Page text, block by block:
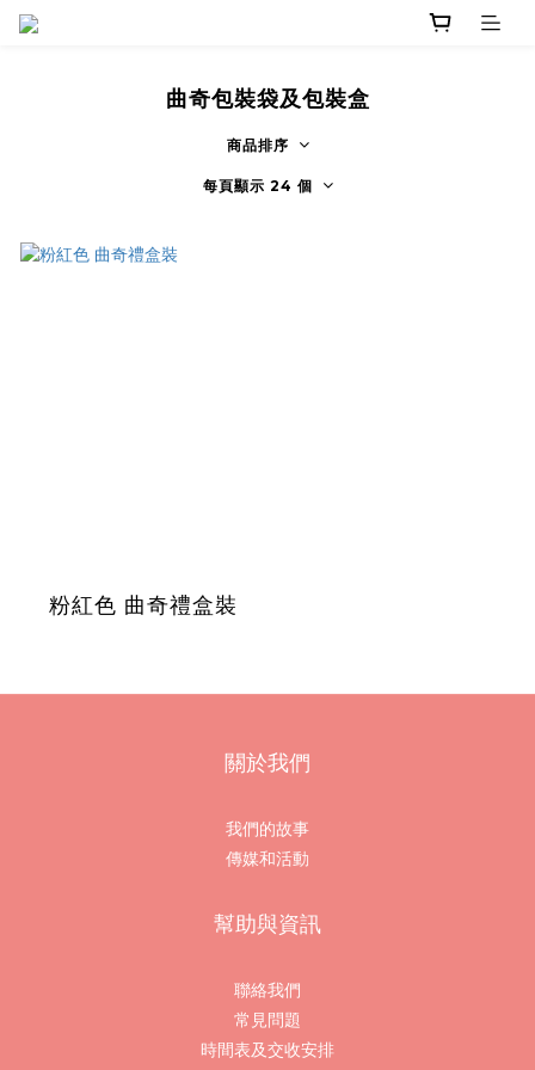
曲奇包裝袋及包裝盒
商品排序
每頁顯示 24 個
粉紅色 曲奇禮盒裝
關於我們
我們的故事
傳媒和活動
幫助與資訊
聯絡我們
常見問題
時間表及交收安排